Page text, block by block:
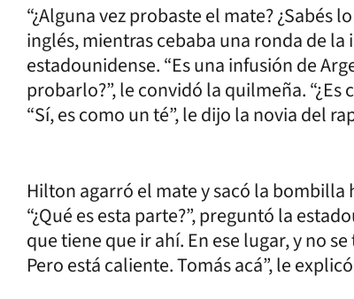
“¿Alguna vez probaste el mate? ¿Sabés
inglés, mientras cebaba una ronda de
estadounidense. “Es una infusión de
probarlo?”, le convidó la quilmeña.
“Sí, es como un té”, le dijo la novia del
Hilton agarró el mate y sacó la
“¿Qué es esta parte?”, preguntó la
que tiene que ir ahí. En ese lugar, y no
Pero está caliente. Tomás acá”, le